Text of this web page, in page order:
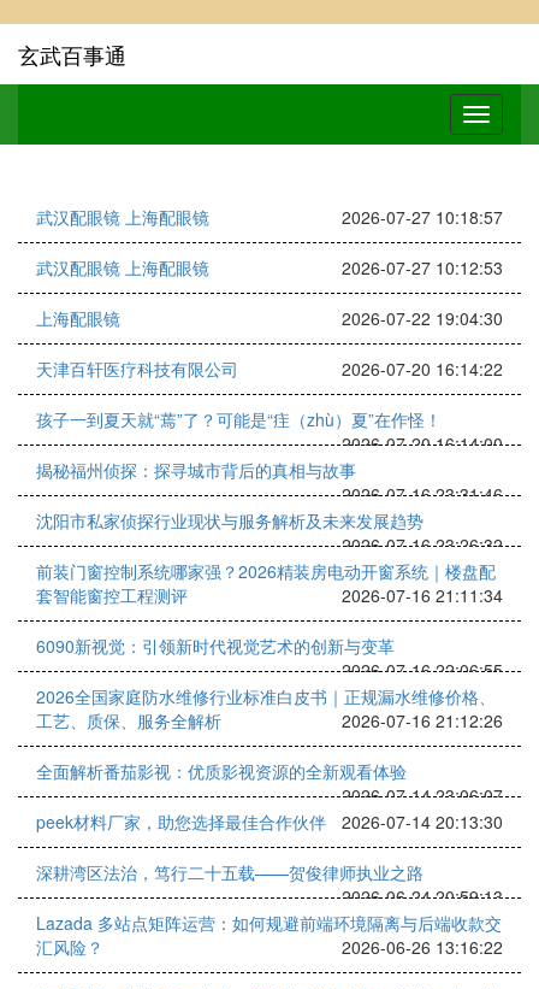
玄武百事通
武汉配眼镜 上海配眼镜 2026-07-27 10:18:57
武汉配眼镜 上海配眼镜 2026-07-27 10:12:53
上海配眼镜 2026-07-22 19:04:30
天津百轩医疗科技有限公司 2026-07-20 16:14:22
孩子一到夏天就“蔫”了？可能是“疰（zhù）夏”在作怪！
2026-07-20 16:14:00
揭秘福州侦探：探寻城市背后的真相与故事
2026-07-16 23:31:46
沈阳市私家侦探行业现状与服务解析及未来发展趋势
2026-07-16 23:26:32
前装门窗控制系统哪家强？2026精装房电动开窗系统｜楼盘配
套智能窗控工程测评
2026-07-16 21:11:34
6090新视觉：引领新时代视觉艺术的创新与变革
2026-07-16 22:06:55
2026全国家庭防水维修行业标准白皮书｜正规漏水维修价格、
工艺、质保、服务全解析
2026-07-16 21:12:26
全面解析番茄影视：优质影视资源的全新观看体验
2026-07-14 23:06:07
peek材料厂家，助您选择最佳合作伙伴
2026-07-14 20:13:30
深耕湾区法治，笃行二十五载——贺俊律师执业之路
2026-06-24 20:59:13
Lazada 多站点矩阵运营：如何规避前端环境隔离与后端收款交
汇风险？
2026-06-26 13:16:22